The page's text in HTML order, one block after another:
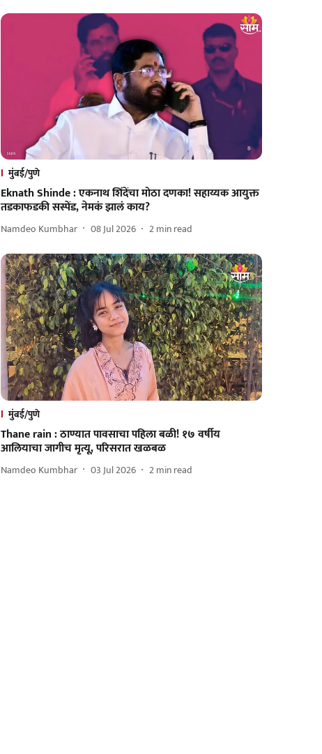
मुंबई/पुणे
Eknath Shinde : एकनाथ शिंदेंचा मोठा दणका! सहाय्यक आयुक्त
तडकाफडकी सस्पेंड, नेमकं झालं काय?
Namdeo Kumbhar 08 Jul 2026 2min read
मुंबई/पुणे
Thane rain : ठाण्यात पावसाचा पहिला बळी! १७ वर्षीय
आलियाचा जागीच मृत्यू, परिसरात खळबळ
Namdeo Kumbhar 03 Jul 2026 2min read